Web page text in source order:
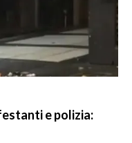
e polizia: